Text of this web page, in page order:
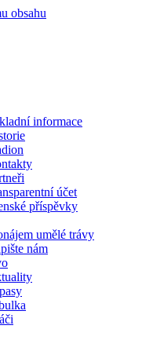
obsahu
informace
účet
příspěvky
umělé trávy
nám